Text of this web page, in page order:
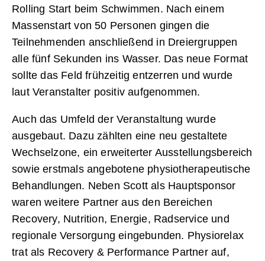
Rolling Start beim Schwimmen. Nach einem
Massenstart von 50 Personen gingen die
Teilnehmenden anschließend in Dreiergruppen
alle fünf Sekunden ins Wasser. Das neue Format
sollte das Feld frühzeitig entzerren und wurde
laut Veranstalter positiv aufgenommen.
Auch das Umfeld der Veranstaltung wurde
ausgebaut. Dazu zählten eine neu gestaltete
Wechselzone, ein erweiterter Ausstellungsbereich
sowie erstmals angebotene physiotherapeutische
Behandlungen. Neben Scott als Hauptsponsor
waren weitere Partner aus den Bereichen
Recovery, Nutrition, Energie, Radservice und
regionale Versorgung eingebunden. Physiorelax
trat als Recovery & Performance Partner auf,